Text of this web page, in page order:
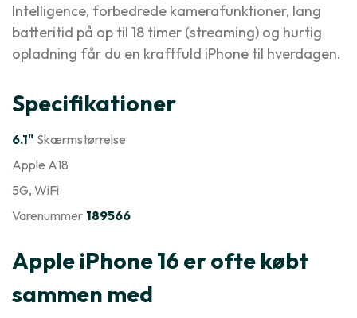
Intelligence, forbedrede kamerafunktioner, lang
batteritid på op til 18 timer (streaming) og hurtig
opladning får du en kraftfuld iPhone til hverdagen.
Specifikationer
6.1" Skærmstørrelse
Apple A18
5G, WiFi
Varenummer 189566
Apple iPhone 16 er ofte købt
sammen med